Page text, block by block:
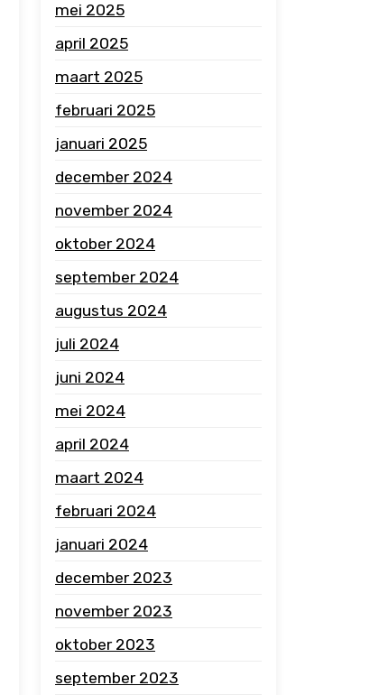
mei 2025
april 2025
maart 2025
februari 2025
januari 2025
december 2024
november 2024
oktober 2024
september 2024
augustus 2024
juli 2024
juni 2024
mei 2024
april 2024
maart 2024
februari 2024
januari 2024
december 2023
november 2023
oktober 2023
september 2023